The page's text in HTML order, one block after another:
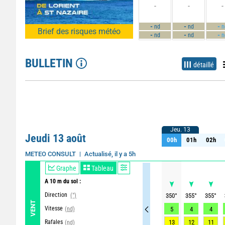
Brief des risques météo
-
-nd
-nd
-
-nd
-nd
-
-
-
BULLETIN détaillé
Jeudi 13 août
METEO CONSULT Actualisé, il y a 5h
VENT
Graphe Tableau
A 10 m du sol :
Direction (°)
Vitesse (nd)
Rafales (nd)
Jeu. 13
00h 01h 02h
Jeu. 13
00h 01h 02h
350° 355° 355°
5
4 4
13
12 11